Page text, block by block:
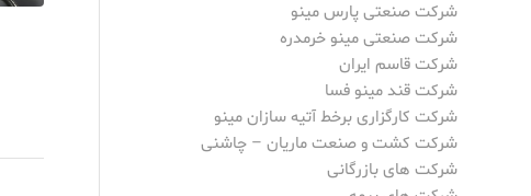
شرکت صنعتی پارس مینو
شرکت صنعتی مینو خرمدره
شرکت قاسم ایران
شرکت قند مینو فسا
شرکت کارگزاری برخط آتیه سازان مینو
شرکت کشت و صنعت ماریان – چاشنی
شرکت های بازرگانی